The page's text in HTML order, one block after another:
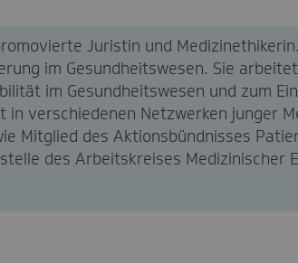
Juristin und
im Gesundheitswesen. Sie
im Gesundheitswesen und zum
in verschiedenen Netzwerken junger
Mitglied des Aktionsbündnisses
des Arbeitskreises Medizinischer